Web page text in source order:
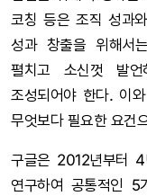
코칭 등은 조직 성과
성과 창출을 위해서
펼치고 소신껏 발
조성되어야 한다. 이
무엇보다 필요한 요건
구글은 2012년부터
연구하여 공통적인 5